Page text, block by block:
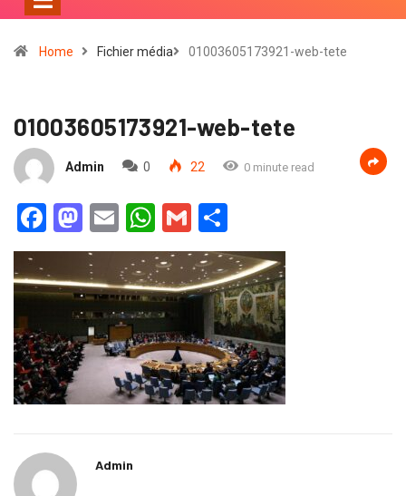
Home Fichier média 01003605173921-web-tete
01003605173921-web-tete
Admin 0 22 0 minute read
Facebook
Mastodon
EmailWhatsApp
Gmail
Admin